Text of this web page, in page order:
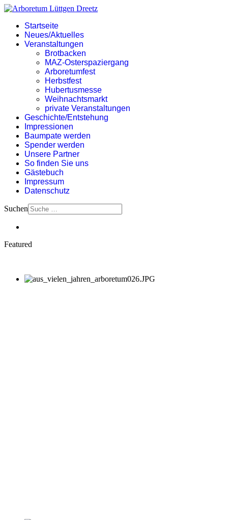
Startseite
Neues/Aktuelles
Veranstaltungen
Brotbacken
MAZ-Osterspaziergang
Arboretumfest
Herbstfest
Hubertusmesse
Weihnachtsmarkt
private Veranstaltungen
Geschichte/Entstehung
Impressionen
Baumpate werden
Spender werden
Unsere Partner
So finden Sie uns
Gästebuch
Impressum
Datenschutz
Suchen
Featured